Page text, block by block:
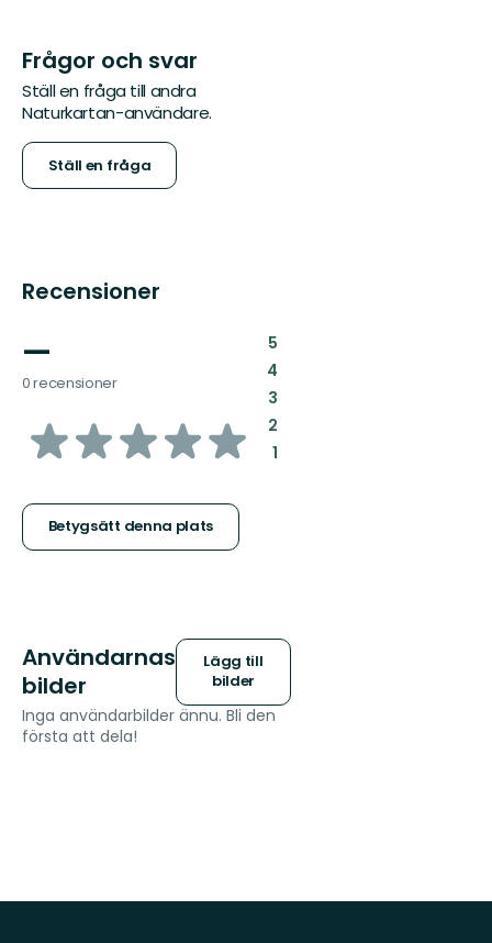
Frågor och svar
Ställ en fråga till andra
Naturkartan-användare.
Ställ en fråga
Recensioner
—
0 recensioner
av
stjärnor
Betygsätt denna plats
5:
4:
3:
2:
1:
Användarnas
bilder
Lägg till
bilder
Inga användarbilder ännu. Bli den
första att dela!